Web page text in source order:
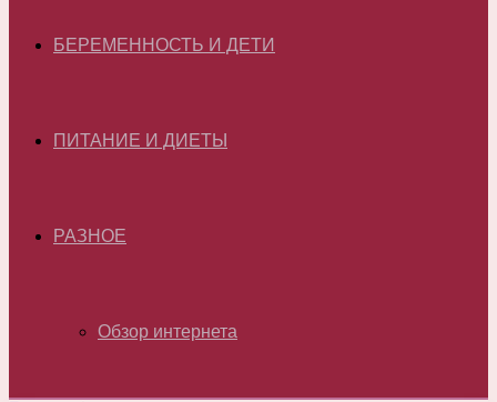
БЕРЕМЕННОСТЬ И ДЕТИ
ПИТАНИЕ И ДИЕТЫ
РАЗНОЕ
Обзор интернета